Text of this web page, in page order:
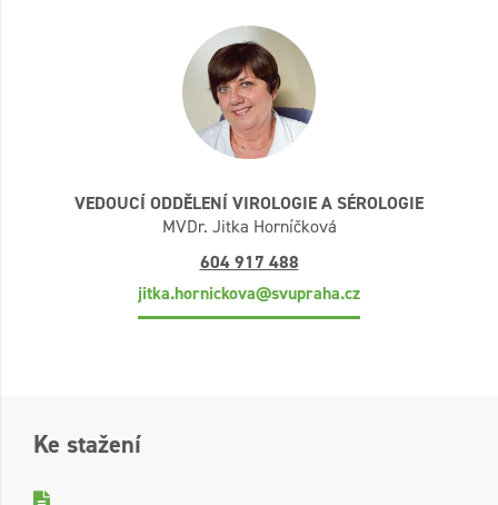
VEDOUCÍ ODDĚLENÍ VIROLOGIE A SÉROLOGIE
MVDr. Jitka Horníčková
604 917 488
jitka.hornickova@svupraha.cz
Ke stažení